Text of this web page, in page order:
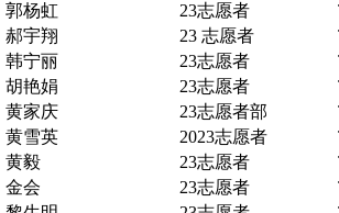
郭杨虹 23志愿者
郝宇翔 23 志愿者
韩宁丽 23志愿者
胡艳娟 23志愿者
黄家庆 23志愿者部
黄雪英 2023志愿者
黄毅 23志愿者
金会 23志愿者